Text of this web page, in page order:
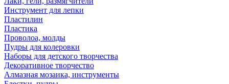
Инструмент для лепки
Пластилин
Пластика
Проволоа, молды
Пудры для колеровки
Наборы для детского творчества
Декоративное творчество
Алмазная мозаика, инструменты